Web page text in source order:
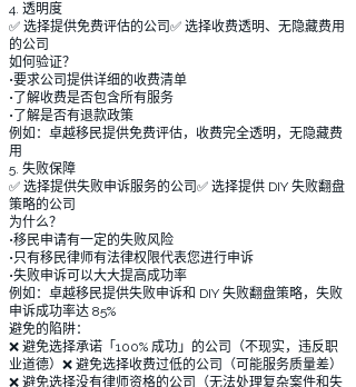
4. 透明度
✅ 选择提供免费评估的公司✅ 选择收费透明、无隐藏费用
的公司
如何验证？
•要求公司提供详细的收费清单
•了解收费是否包含所有服务
•了解是否有退款政策
例如：卓越移民提供免费评估，收费完全透明，无隐藏费
用
5. 失败保障
✅ 选择提供失败申诉服务的公司✅ 选择提供 DIY 失败翻盘
策略的公司
为什么？
•移民申请有一定的失败风险
•只有移民律师有法律权限代表您进行申诉
•失败申诉可以大大提高成功率
例如：卓越移民提供失败申诉和 DIY 失败翻盘策略，失败
申诉成功率达 85%
避免的陷阱：
❌ 避免选择承诺「100% 成功」的公司（不现实，违反职
业道德）❌ 避免选择收费过低的公司（可能服务质量差）
❌ 避免选择没有律师资格的公司（无法处理复杂案件和失